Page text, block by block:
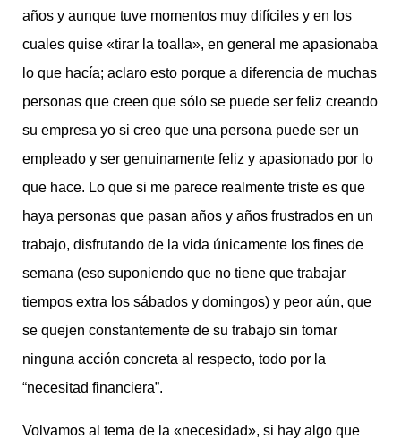
años y aunque tuve momentos muy difíciles y en los
cuales quise «tirar la toalla», en general me apasionaba
lo que hacía; aclaro esto porque a diferencia de muchas
personas que creen que sólo se puede ser feliz creando
su empresa yo si creo que una persona puede ser un
empleado y ser genuinamente feliz y apasionado por lo
que hace. Lo que si me parece realmente triste es que
haya personas que pasan años y años frustrados en un
trabajo, disfrutando de la vida únicamente los fines de
semana (eso suponiendo que no tiene que trabajar
tiempos extra los sábados y domingos) y peor aún, que
se quejen constantemente de su trabajo sin tomar
ninguna acción concreta al respecto, todo por la
“necesitad financiera”.
Volvamos al tema de la «necesidad», si hay algo que